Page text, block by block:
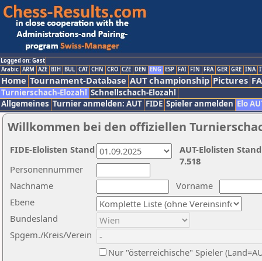
Logged on: Gast
Arabic ARM AZE BIH BUL CAT CHN CRO CZE DEN ENG ESP FAI FIN FRA GER GRE INA
Home Tournament-Database AUT championship Pictures
Turnierschach-Elozahl Schnellschach-Elozahl
Allgemeines Turnier anmelden: AUT FIDE Spieler anmelden Elo
Willkommen bei den offiziellen
Nachname
Vorname
Ebene
Personennummer
Bundesland
Spgem./Kreis/Verein
Nur "österreichische" Spieler
AUT-Elolisten
7.518
FIDE-Elolisten Stand